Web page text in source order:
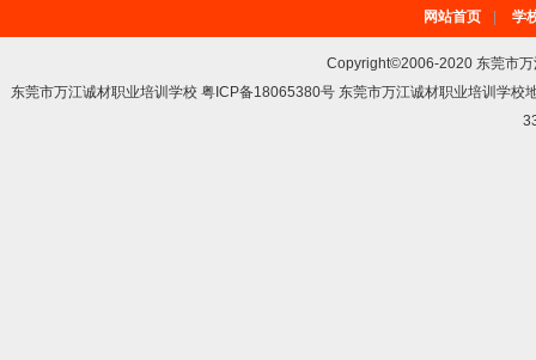
网站首页 学
Copyright©2006-2020 东莞市
东莞市万江诚材职业培训学校 粤ICP备18065380号 东莞市万江诚材职业培训学